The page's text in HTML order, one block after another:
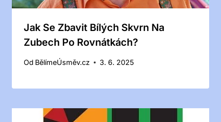
Jak Se Zbavit Bílých Skvrn Na
Zubech Po Rovnátkách?
Od BělímeÚsměv.cz 3. 6. 2025